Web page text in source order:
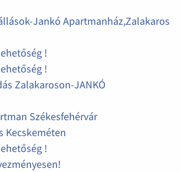
Jankó Apartmanház,Zalakaros
!
!
Zalakaroson-JANKÓ
Székesfehérvár
Kecskeméten
!